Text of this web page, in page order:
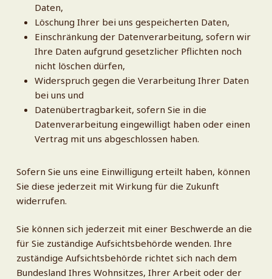
Daten,
Löschung Ihrer bei uns gespeicherten Daten,
Einschränkung der Datenverarbeitung, sofern wir
Ihre Daten aufgrund gesetzlicher Pflichten noch
nicht löschen dürfen,
Widerspruch gegen die Verarbeitung Ihrer Daten
bei uns und
Datenübertragbarkeit, sofern Sie in die
Datenverarbeitung eingewilligt haben oder einen
Vertrag mit uns abgeschlossen haben.
Sofern Sie uns eine Einwilligung erteilt haben, können
Sie diese jederzeit mit Wirkung für die Zukunft
widerrufen.
Sie können sich jederzeit mit einer Beschwerde an die
für Sie zuständige Aufsichtsbehörde wenden. Ihre
zuständige Aufsichtsbehörde richtet sich nach dem
Bundesland Ihres Wohnsitzes, Ihrer Arbeit oder der